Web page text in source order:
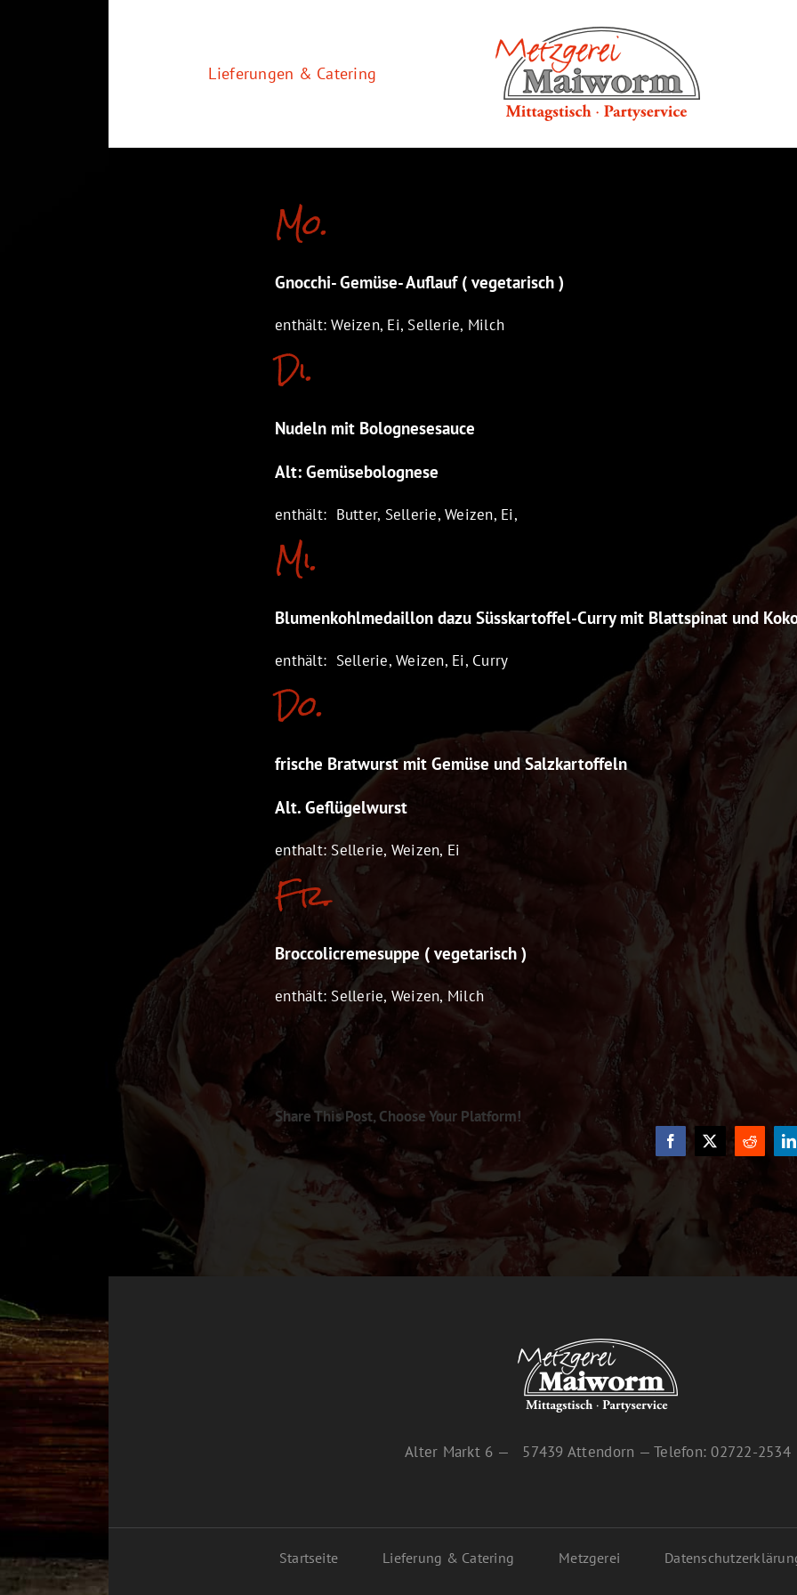
Lieferungen & Catering
Mo.
Gnocchi- Gemüse- Auflauf ( vegetarisch )
enthält: Weizen, Ei, Sellerie, Milch
Di.
Nudeln mit Bolognesesauce
Alt: Gemüsebolognese
enthält: Butter, Sellerie, Weizen, Ei,
Mi.
Blumenkohlmedaillon dazu Süsskartoffel-Curry mit Blattspinat und
enthält: Sellerie, Weizen, Ei, Curry
Do.
frische Bratwurst mit Gemüse und Salzkartoffeln
Alt. Geflügelwurst
enthalt: Sellerie, Weizen, Ei
Fr.
Broccolicremesuppe ( vegetarisch )
enthält: Sellerie, Weizen, Milch
Share This Post, Choose Your Platform!
Facebook
X Reddit
Alter Markt 6 — 57439 Attendorn — Telefon: 02722-2534
Startseite Lieferung & Catering Metzgerei